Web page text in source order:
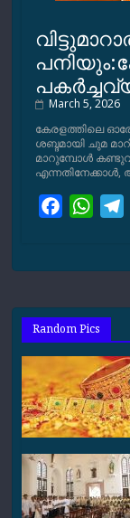
March 5, 2026
കേരളത്തിലെ
ശബ്ദമായി ചുമ
മാറുമ്പോള്‍
എന്നതിനേക്കാള്‍,
e
o
o
k
W
t
A
p
p
Random Pics